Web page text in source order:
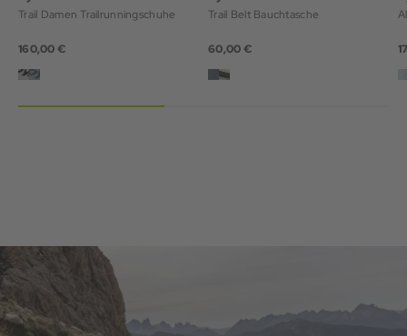
Trail Damen Trailrunningschuhe
160,00 €
Trail Belt Bauchtasche
60,00 €